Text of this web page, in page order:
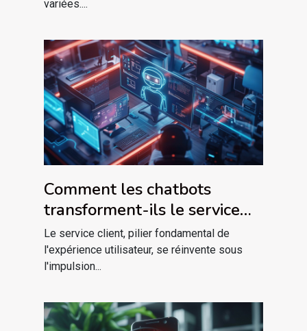
variées....
Comment les chatbots
transforment-ils le service
client dans le marketing
digital ?
Le service client, pilier fondamental de
l'expérience utilisateur, se réinvente sous
l'impulsion...